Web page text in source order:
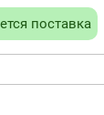
поставка